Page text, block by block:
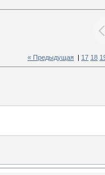
« Предыдущая 17 18